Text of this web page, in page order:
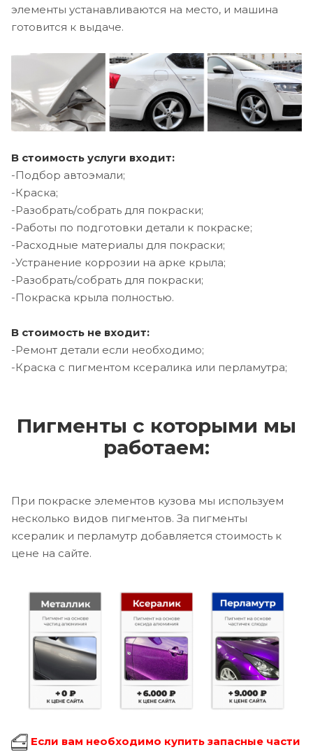
элементы устанавливаются на место, и машина
готовится к выдаче.
В стоимость услуги входит:
-Подбор автоэмали;
-Краска;
-Разобрать/собрать для покраски;
-Работы по подготовки детали к покраске;
-Расходные материалы для покраски;
-Устранение коррозии на арке крыла;
-Разобрать/собрать для покраски;
-Покраска крыла полностью.
В стоимость не входит:
-Ремонт детали если необходимо;
-Краска с пигментом ксералика или перламутра;
Пигменты с которыми мы
работаем:
При покраске элементов кузова мы используем
несколько видов пигментов. За пигменты
ксералик и перламутр добавляется стоимость к
цене на сайте.
Если вам необходимо купить запасные части